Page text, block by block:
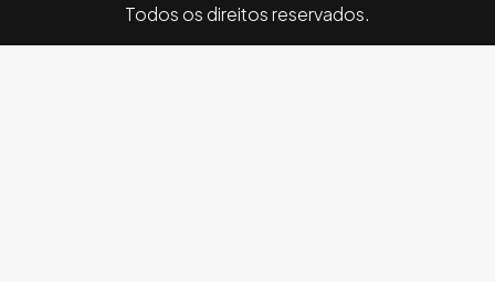
Todos os direitos reservados.